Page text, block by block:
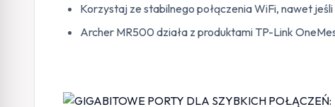
Korzystaj ze stabilnego połączenia WiFi, nawet
Archer MR500 działa z produktami TP-Link